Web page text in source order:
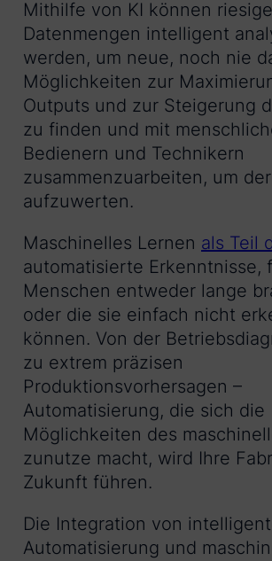
Mithilfe von KI können riesige
Datenmengen intelligent
werden, um neue, noch nie
Möglichkeiten zur
Outputs und zur Steigerung
zu finden und mit
Bedienern und Technikern
zusammenzuarbeiten, um
aufzuwerten.
Maschinelles Lernen als Teil
automatisierte Erkenntnisse,
Menschen entweder lange
oder die sie einfach nicht
können. Von der
zu extrem präzisen
Produktionsvorhersagen –
Automatisierung, die sich die
Möglichkeiten des
zunutze macht, wird Ihre
Zukunft führen.
Die Integration von
Automatisierung und